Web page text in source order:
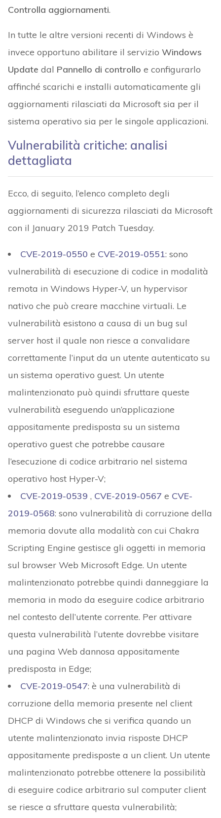
Controlla aggiornamenti.
In tutte le altre versioni recenti di Windows è
invece opportuno abilitare il servizio Windows
Update dal Pannello di controllo e configurarlo
affinché scarichi e installi automaticamente gli
aggiornamenti rilasciati da Microsoft sia per il
sistema operativo sia per le singole applicazioni.
Vulnerabilità critiche: analisi
dettagliata
Ecco, di seguito, l’elenco completo degli
aggiornamenti di sicurezza rilasciati da Microsoft
con il January 2019 Patch Tuesday.
CVE-2019-0550 e CVE-2019-0551: sono
vulnerabilità di esecuzione di codice in modalità
remota in Windows Hyper-V, un hypervisor
nativo che può creare macchine virtuali. Le
vulnerabilità esistono a causa di un bug sul
server host il quale non riesce a convalidare
correttamente l’input da un utente autenticato su
un sistema operativo guest. Un utente
malintenzionato può quindi sfruttare queste
vulnerabilità eseguendo un’applicazione
appositamente predisposta su un sistema
operativo guest che potrebbe causare
l’esecuzione di codice arbitrario nel sistema
operativo host Hyper-V;
CVE-2019-0539 , CVE-2019-0567 e CVE-
2019-0568: sono vulnerabilità di corruzione della
memoria dovute alla modalità con cui Chakra
Scripting Engine gestisce gli oggetti in memoria
sul browser Web Microsoft Edge. Un utente
malintenzionato potrebbe quindi danneggiare la
memoria in modo da eseguire codice arbitrario
nel contesto dell’utente corrente. Per attivare
questa vulnerabilità l’utente dovrebbe visitare
una pagina Web dannosa appositamente
predisposta in Edge;
CVE-2019-0547: è una vulnerabilità di
corruzione della memoria presente nel client
DHCP di Windows che si verifica quando un
utente malintenzionato invia risposte DHCP
appositamente predisposte a un client. Un utente
malintenzionato potrebbe ottenere la possibilità
di eseguire codice arbitrario sul computer client
se riesce a sfruttare questa vulnerabilità;